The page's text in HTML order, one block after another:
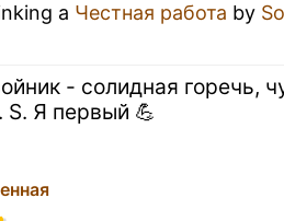
a Честная работа by
- солидная горечь,
S. Я первый 💪